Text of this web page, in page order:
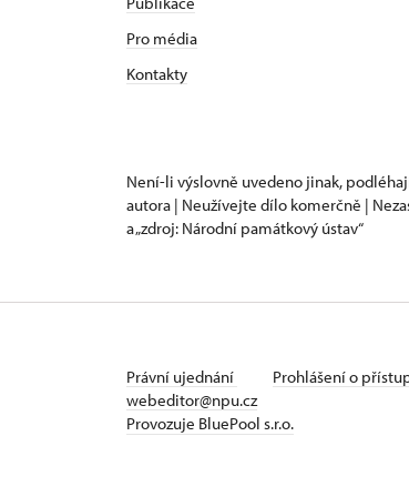
Pro média
Kontakty
Není-li výslovně uvedeno jinak,
autora | Neužívejte dílo komerčně |
a „zdroj: Národní památkový ústav“
Právní ujednání Prohlášení o
webeditor@npu.cz
Provozuje BluePool s.r.o.